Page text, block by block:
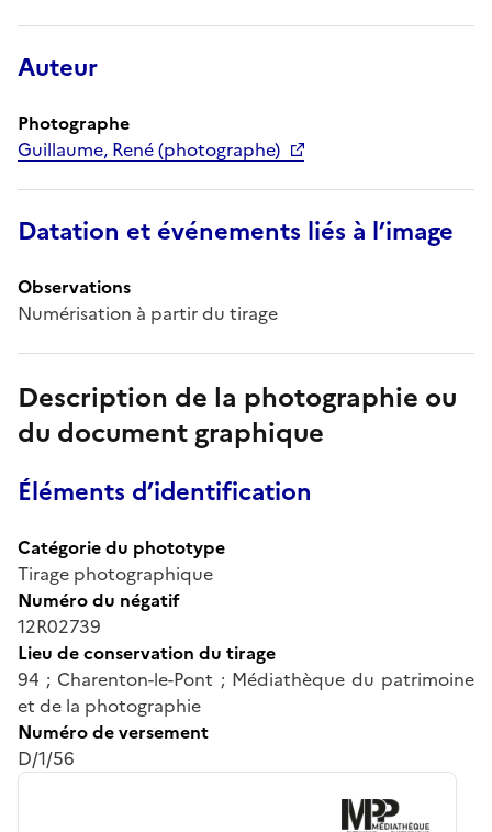
Auteur
Photographe
Guillaume, René (photographe)
Datation et événements liés à l’image
Observations
Numérisation à partir du tirage
Description de la photographie ou
du document graphique
Éléments d’identification
Catégorie du phototype
Tirage photographique
Numéro du négatif
12R02739
Lieu de conservation du tirage
94 ; Charenton-le-Pont ; Médiathèque du patrimoine
et de la photographie
Numéro de versement
D/1/56